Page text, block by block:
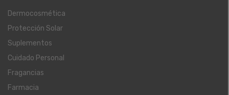
Dermocosmética
Protección Solar
Suplementos
Cuidado Personal
Fragancias
Farmacia